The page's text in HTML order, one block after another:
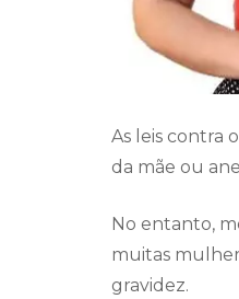
As leis contra
da mãe ou
No entanto,
muitas
gravidez.